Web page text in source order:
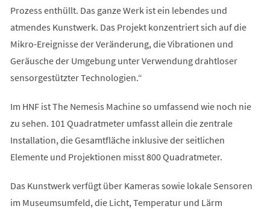
Prozess enthüllt. Das ganze Werk ist ein lebendes und
atmendes Kunstwerk. Das Projekt konzentriert sich auf die
Mikro-Ereignisse der Veränderung, die Vibrationen und
Geräusche der Umgebung unter Verwendung drahtloser
sensorgestützter Technologien.“
Im HNF ist The Nemesis Machine so umfassend wie noch nie
zu sehen. 101 Quadratmeter umfasst allein die zentrale
Installation, die Gesamtfläche inklusive der seitlichen
Elemente und Projektionen misst 800 Quadratmeter.
Das Kunstwerk verfügt über Kameras sowie lokale Sensoren
im Museumsumfeld, die Licht, Temperatur und Lärm